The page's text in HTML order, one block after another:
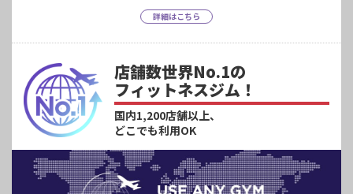
詳細はこちら
店舗数世界No.1の
フィットネスジム！
国内1,200店舗以上、
どこでも利用OK